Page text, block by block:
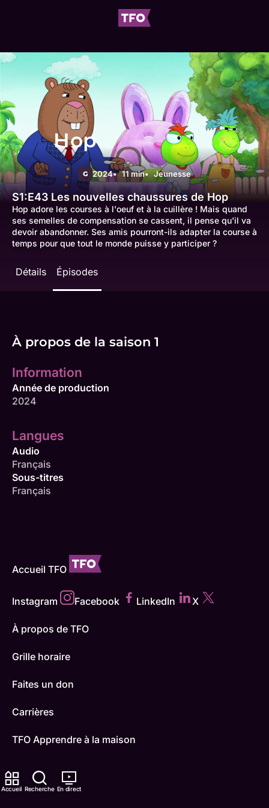
Accueil Recherche En direct
Hop
G 2024 11 min Jeunesse
S1:E43 Les nouvelles chaussures de Hop
Hop adore les courses à l'oeuf et à la cuillère ! Mais quand
ses semelles de compensation se cassent, il pense qu'il va
devoir abandonner. Ses amis pourront-ils adapter la course à
temps pour que tout le monde puisse y participer ?
Détails Épisodes
À propos de la saison 1
Information
Année de production
2024
Langues
Audio
Français
Sous-titres
Français
Accueil TFO
Instagram Facebook LinkedIn X
À propos de TFO
Grille horaire
Faites un don
Carrières
TFO Apprendre à la maison
Contactez-nous